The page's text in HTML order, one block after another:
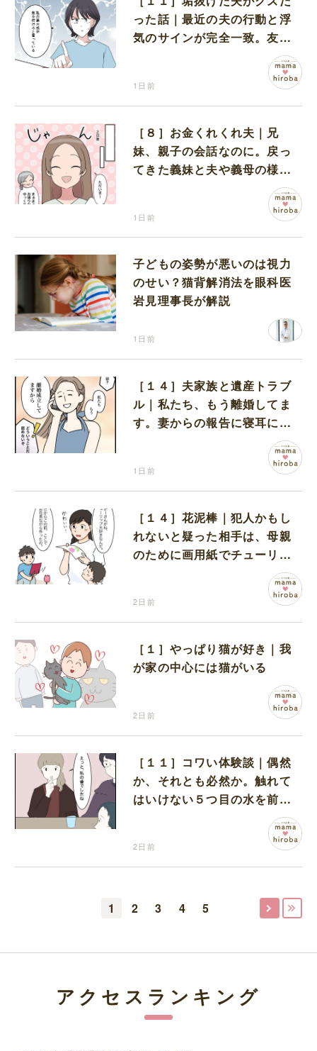
った話｜最近の夫の行動と浮
気のサインが完全一致。友人
1日前
［８］お金くれくれ夫｜兄
妹、親子の会話なのに。戻っ
てきた義妹と夫や義母の様子
1日前
子どもの姿勢が悪いのは視力
のせい？猫背解消法を眼科医
岩見理事長が解説
1日前
［１４］夫家族と遺産トラブ
ル｜私たち、もう離婚してま
す。妻からの報告に寝耳に水
1日前
［１４］花泥棒｜犯人かもし
れないと疑った相手は、母親
のために画用紙でチューリッ
プを作っていただけだった
2日前
［１］やっぱり猫が好き｜我
が家の中心には猫がいる
2日前
［１１］コワい体験談｜偶然
か、それとも必然か。触れて
はいけない５つ目の水を前に
2日前
1 2 3 4 5
アクセスランキング